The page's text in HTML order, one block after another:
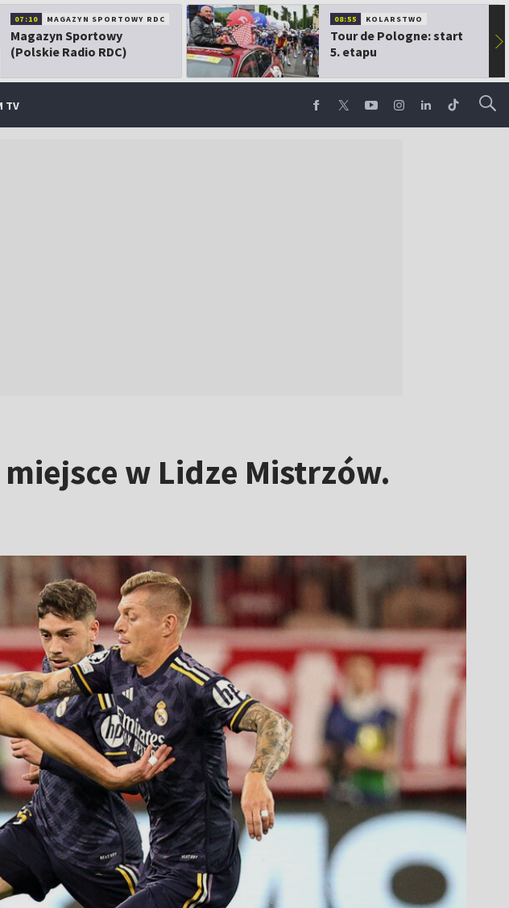
07:10 MAGAZYN SPORTOWY RDC
Magazyn Sportowy
(Polskie Radio RDC)
08:55 KOLARSTWO
Tour de Pologne: start
5. etapu
▶
TV
w Lidze Mistrzów.